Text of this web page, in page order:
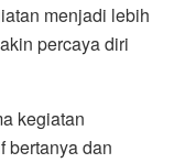
menjadi lebih
percaya diri
kegiatan
bertanya dan